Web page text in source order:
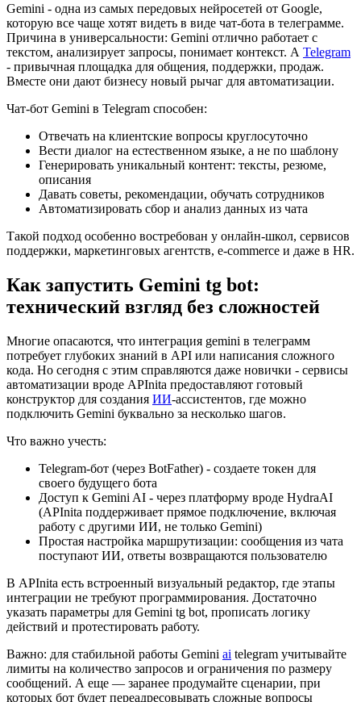
Gemini - одна из самых передовых нейросетей от Google,
которую все чаще хотят видеть в виде чат-бота в телеграмме.
Причина в универсальности: Gemini отлично работает с
текстом, анализирует запросы, понимает контекст. А Telegram
- привычная площадка для общения, поддержки, продаж.
Вместе они дают бизнесу новый рычаг для автоматизации.
Чат-бот Gemini в Telegram способен:
Отвечать на клиентские вопросы круглосуточно
Вести диалог на естественном языке, а не по шаблону
Генерировать уникальный контент: тексты, резюме,
описания
Давать советы, рекомендации, обучать сотрудников
Автоматизировать сбор и анализ данных из чата
Такой подход особенно востребован у онлайн-школ, сервисов
поддержки, маркетинговых агентств, e-commerce и даже в HR.
Как запустить Gemini tg bot:
технический взгляд без сложностей
Многие опасаются, что интеграция gemini в телеграмм
потребует глубоких знаний в API или написания сложного
кода. Но сегодня с этим справляются даже новички - сервисы
автоматизации вроде APInita предоставляют готовый
конструктор для создания ИИ-ассистентов, где можно
подключить Gemini буквально за несколько шагов.
Что важно учесть:
Telegram-бот (через BotFather) - создаете токен для
своего будущего бота
Доступ к Gemini AI - через платформу вроде HydraAI
(APInita поддерживает прямое подключение, включая
работу с другими ИИ, не только Gemini)
Простая настройка маршрутизации: сообщения из чата
поступают ИИ, ответы возвращаются пользователю
В APInita есть встроенный визуальный редактор, где этапы
интеграции не требуют программирования. Достаточно
указать параметры для Gemini tg bot, прописать логику
действий и протестировать работу.
Важно: для стабильной работы Gemini ai telegram учитывайте
лимиты на количество запросов и ограничения по размеру
сообщений. А еще — заранее продумайте сценарии, при
которых бот будет переадресовывать сложные вопросы